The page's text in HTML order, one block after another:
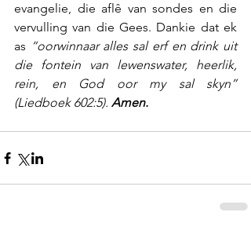
evangelie, die aflê van sondes en die
vervulling van die Gees. Dankie dat ek
as “oorwinnaar alles sal erf en drink uit
die fontein van lewenswater, heerlik,
rein, en God oor my sal skyn”
(Liedboek 602:5). Amen.